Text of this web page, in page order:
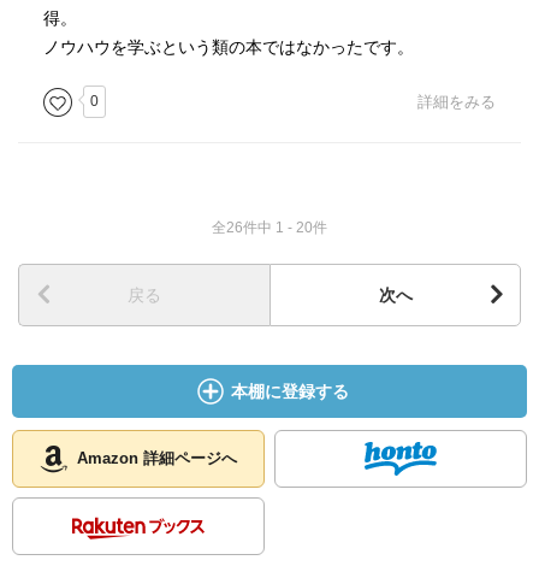
たいか、そのために会社というリソースをどう利用できる
女はオフィスに入れば４人の敵あり。
得。
ノウハウを学ぶという類の本ではなかったです。
0 詳細をみる
全26件中 1 - 20件
戻る 次へ
本棚に登録する
Amazon 詳細ページへ